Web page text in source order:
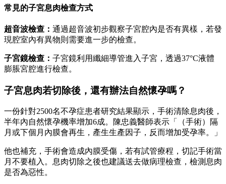
常見的子宮息肉檢查方式
超音波檢查： 通過超音波初步觀察子宮腔內是否有異樣，若發
現腔室內有異物則需要進一步的檢查。
子宮鏡檢查： 子宮鏡利用纖細導管進入子宮，透過37°C液體
膨脹宮腔進行檢查。
子宮息肉若切除後，還有辦法自然懷孕嗎？
一份針對2500名不孕症患者研究結果顯示，手術清除息肉後，
半年內自然懷孕機率增加6成。陳忠義醫師表示「（手術）隔
月或下個月內膜會再生，產生生產因子，反而增加受孕率。」
他也補充，手術會造成內膜受傷，若有試管療程，切記手術當
月不要植入。息肉切除之後也建議送去做病理檢查，檢測息肉
是否為惡性。